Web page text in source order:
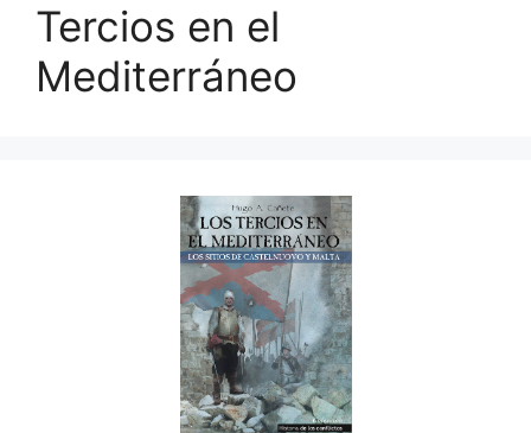
Tercios en el
Mediterráneo